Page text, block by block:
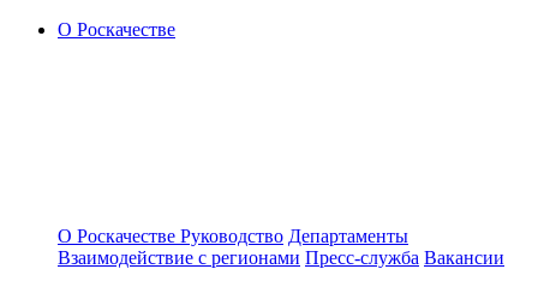
О Роскачестве
О Роскачестве Руководство Департаменты
Взаимодействие с регионами Пресс-служба Вакансии